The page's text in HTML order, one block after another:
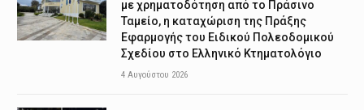
με χρηματοδότηση από το Πράσινο
Ταμείο, η καταχώριση της Πράξης
Εφαρμογής του Ειδικού Πολεοδομικού
Σχεδίου στο Ελληνικό Κτηματολόγιο
4 Αυγούστου 2026